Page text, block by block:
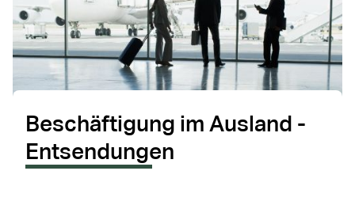
Beschäftigung im Ausland -
Entsendungen